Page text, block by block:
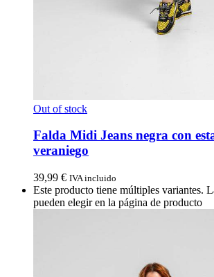
Out of stock
Falda Midi Jeans negra con
veraniego
39,99 € IVA incluido
Este producto tiene múltiples variantes.
pueden elegir en la página de producto